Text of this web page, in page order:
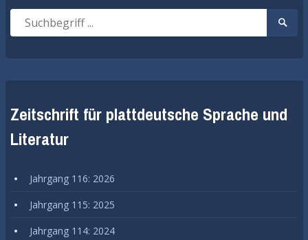
Suche
nach:
Suche
Zeitschrift für plattdeutsche Sprache und
Literatur
Jahrgang 116: 2026
Jahrgang 115: 2025
Jahrgang 114: 2024